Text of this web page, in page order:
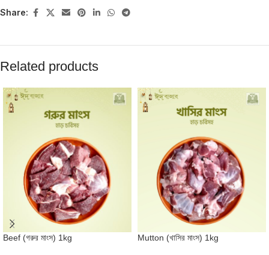
Share:
Related products
Beef (গরুর মাংস) 1kg Mutton (খাসির মাংস) 1kg